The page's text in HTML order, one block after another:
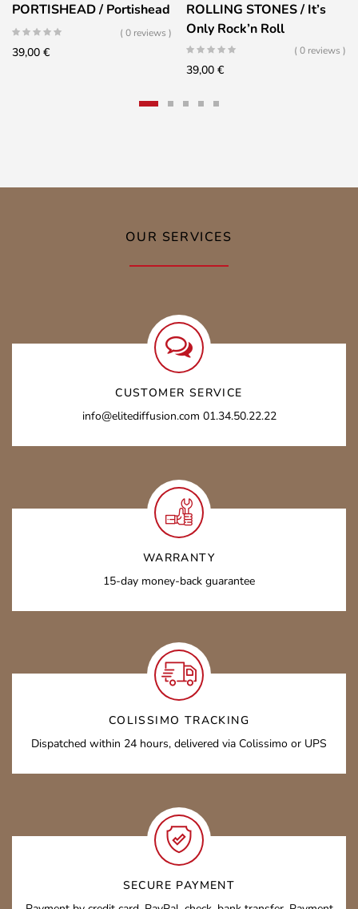
PORTISHEAD / Portishead
( 0 reviews )
39,00 €
ROLLING STONES / It’s
Only Rock’n Roll
( 0 reviews )
39,00 €
OUR SERVICES
CUSTOMER SERVICE
info@elitediffusion.com 01.34.50.22.22
WARRANTY
15-day money-back guarantee
COLISSIMO TRACKING
Dispatched within 24 hours, delivered via Colissimo or UPS
SECURE PAYMENT